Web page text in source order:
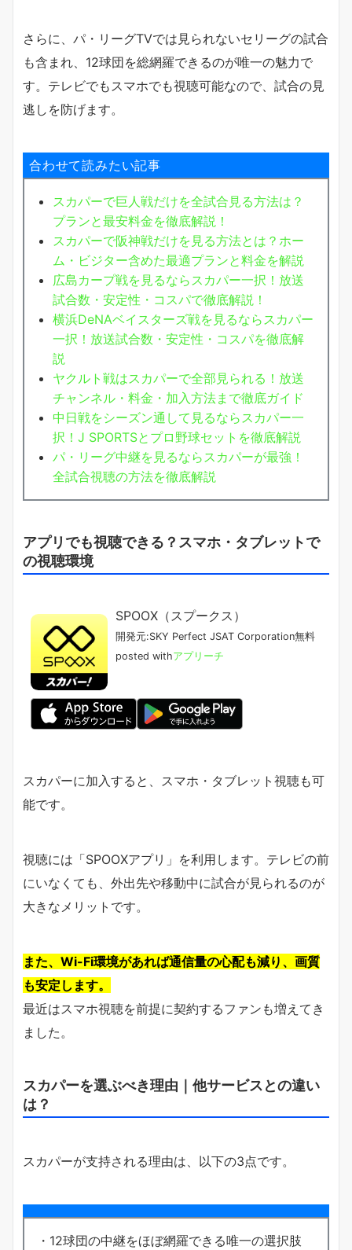
さらに、パ・リーグTVでは見られないセリーグの試合
も含まれ、12球団を総網羅できるのが唯一の魅力で
す。テレビでもスマホでも視聴可能なので、試合の見
逃しを防げます。
合わせて読みたい記事
スカパーで巨人戦だけを全試合見る方法は？
プランと最安料金を徹底解説！
スカパーで阪神戦だけを見る方法とは？ホー
ム・ビジター含めた最適プランと料金を解説
広島カープ戦を見るならスカパー一択！放送
試合数・安定性・コスパで徹底解説！
横浜DeNAベイスターズ戦を見るならスカパー
一択！放送試合数・安定性・コスパを徹底解
説
ヤクルト戦はスカパーで全部見られる！放送
チャンネル・料金・加入方法まで徹底ガイド
中日戦をシーズン通して見るならスカパー一
択！J SPORTSとプロ野球セットを徹底解説
パ・リーグ中継を見るならスカパーが最強！
全試合視聴の方法を徹底解説
アプリでも視聴できる？スマホ・タブレットで
の視聴環境
SPOOX（スプークス）
開発元:SKY Perfect JSAT Corporation無料
posted withアプリーチ
スカパーに加入すると、スマホ・タブレット視聴も可
能です。
視聴には「SPOOXアプリ」を利用します。テレビの前
にいなくても、外出先や移動中に試合が見られるのが
大きなメリットです。
また、Wi-Fi環境があれば通信量の心配も減り、画質
も安定します。
最近はスマホ視聴を前提に契約するファンも増えてき
ました。
スカパーを選ぶべき理由｜他サービスとの違い
は？
スカパーが支持される理由は、以下の3点です。
・12球団の中継をほぼ網羅できる唯一の選択肢